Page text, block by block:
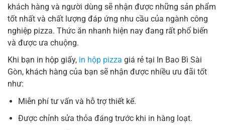
khách hàng và người dùng sẽ nhận được những sản phẩm
tốt nhất và chất lượng đáp ứng nhu cầu của ngành công
nghiệp pizza. Thức ăn nhanh hiện nay đang rất phổ biến
và được ưa chuộng.
Khi bạn in hộp giấy, in hộp pizza giá rẻ tại In Bao Bì Sài
Gòn, khách hàng của bạn sẽ nhận được nhiều ưu đãi tốt
như:
Miễn phí tư vấn và hỗ trợ thiết kế.
Được chỉnh sửa thỏa đáng trước khi in hàng loạt.